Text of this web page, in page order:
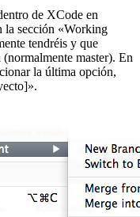
de XCode en
la sección «Working
tendréis y que
master). En
la última opción,